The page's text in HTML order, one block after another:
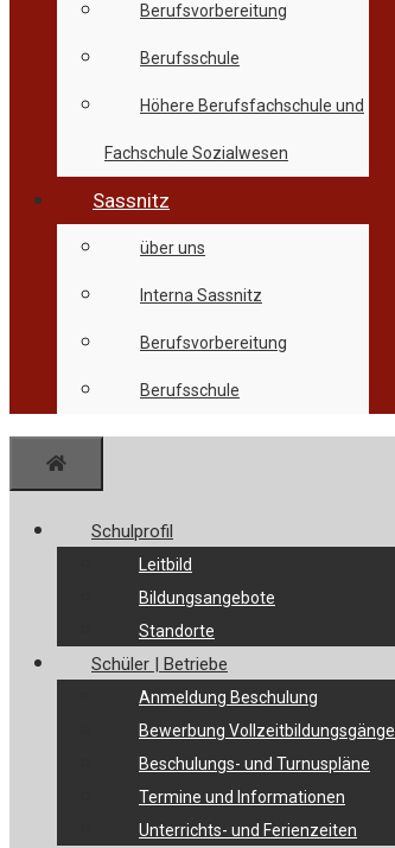
Berufsvorbereitung
Berufsschule
Höhere Berufsfachschule und
Fachschule Sozialwesen
Sassnitz
über uns
Interna Sassnitz
Berufsvorbereitung
Berufsschule
Schulprofil
Leitbild
Bildungsangebote
Standorte
Schüler | Betriebe
Anmeldung Beschulung
Bewerbung Vollzeitbildungsgänge
Beschulungs- und Turnuspläne
Termine und Informationen
Unterrichts- und Ferienzeiten